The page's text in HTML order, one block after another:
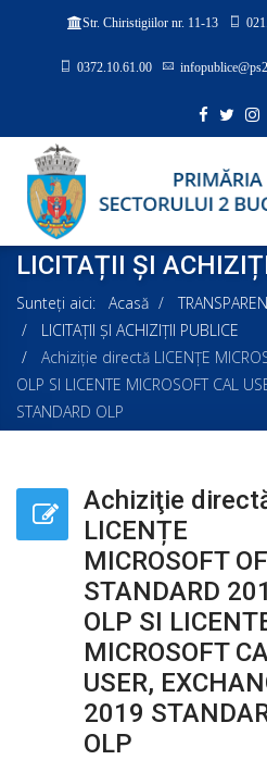
Str. Chiristigiilor nr. 11-13
0372.10.61.00
LICITAȚII ȘI
Sunteți aici: Acasă
LICITAȚII ȘI ACHIZIȚII PUBLICE
Achiziţie directă LICENȚE
OLP SI LICENTE MICROSOFT CAL
STANDARD OLP
Achiziţie
LICENȚE
MICROSOFT
STANDARD
OLP SI
MICROSOFT
USER,
2019
OLP